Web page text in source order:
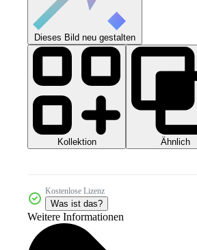
Dieses Bild neu gestalten
Kollektion Ähnlich
Kostenlose Lizenz
Was ist das?
Weitere Informationen